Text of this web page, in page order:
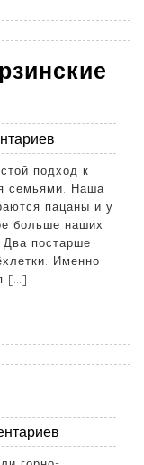
подход к
семьями. Наша
пацаны и у
больше наших
Два постарше
Именно
[…]